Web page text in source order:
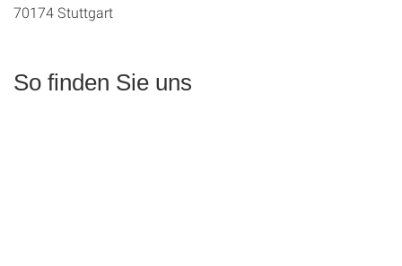
70174 Stuttgart
So finden Sie uns